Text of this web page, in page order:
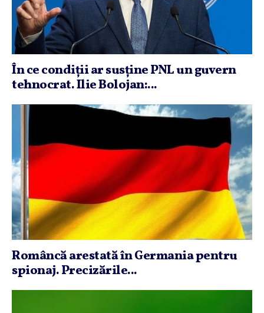
În ce condiţii ar susţine PNL un guvern
tehnocrat. Ilie Bolojan:...
Româncă arestată în Germania pentru
spionaj. Precizările...